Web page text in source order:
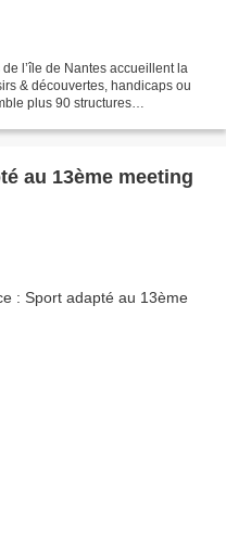
l’île de Nantes accueillent la
& découvertes, handicaps ou
plus 90 structures
au 13ème meeting